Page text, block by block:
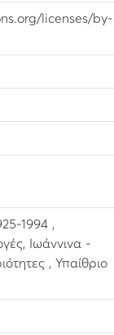
licenses/by-
1994 ,
Ιωάννινα -
, Υπαίθριο